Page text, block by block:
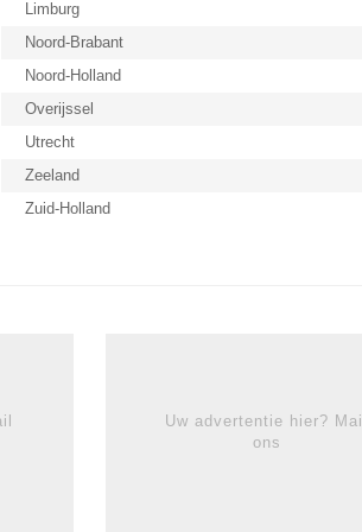
Limburg
Noord-Brabant
Noord-Holland
Overijssel
Utrecht
Zeeland
Zuid-Holland
Uw advertentie hier? Mail
ons